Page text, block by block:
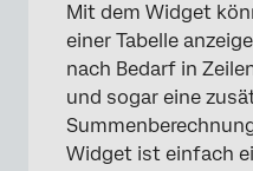
Grundlegende
Widget-Anpassung
Anzeigeoptionen
Bedingte
Mit dem Widget
einer Tabelle
nach Bedarf in
und sogar eine
Widget ist einfach